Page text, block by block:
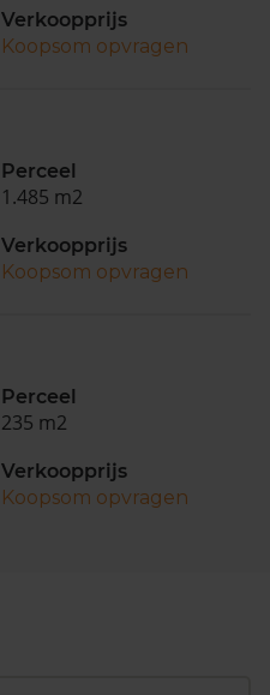
Verkoopprijs
Koopsom opvragen
Perceel
1.485 m2
Verkoopprijs
Koopsom opvragen
Perceel
235 m2
Verkoopprijs
Koopsom opvragen